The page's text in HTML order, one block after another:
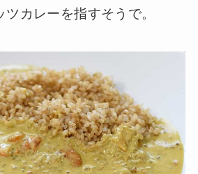
カレーを指すそうで。